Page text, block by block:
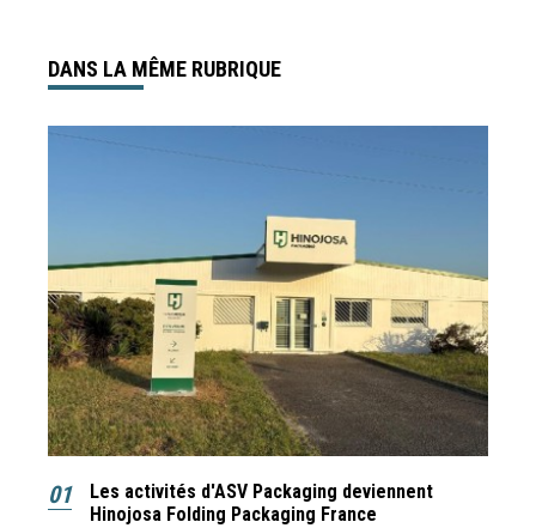
DANS LA MÊME RUBRIQUE
01
Les activités d'ASV Packaging deviennent
Hinojosa Folding Packaging France